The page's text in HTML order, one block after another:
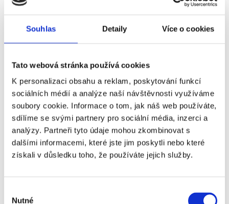
Souhlas Detaily Více o cookies
Tato webová stránka používá cookies
K personalizaci obsahu a reklam, poskytování funkcí
sociálních médií a analýze naší návštěvnosti využíváme
soubory cookie. Informace o tom, jak náš web používáte,
sdílíme se svými partnery pro sociální média, inzerci a
analýzy. Partneři tyto údaje mohou zkombinovat s
dalšími informacemi, které jste jim poskytli nebo které
získali v důsledku toho, že používáte jejich služby.
Nutné
funkce
parkování sklep výtah
cena
49 000 Kč